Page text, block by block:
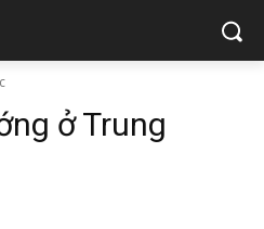
ở Trung